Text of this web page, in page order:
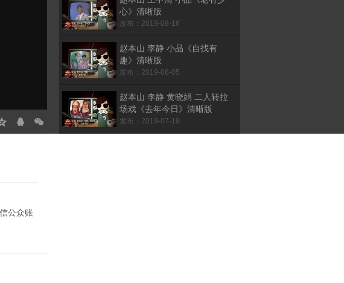
心》清晰版
发布：2019-08-16
赵本山 李静 小品《自找有
趣》清晰版
发布：2019-08-05
赵本山 李静 黄晓娟 二人转拉
场戏《去年今日》清晰版
发布：2019-07-19
公众账